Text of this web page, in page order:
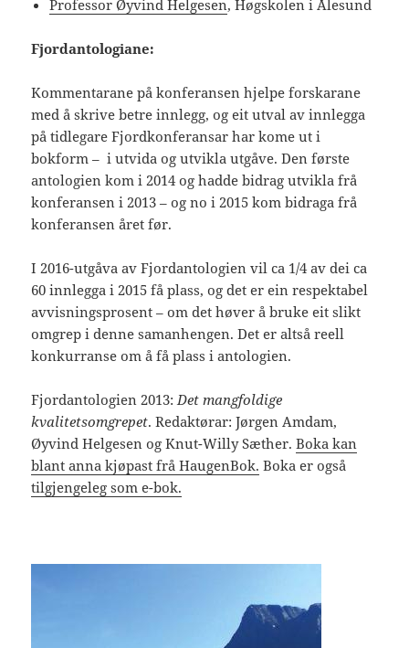
Professor Øyvind Helgesen, Høgskolen i Ålesund
Fjordantologiane:
Kommentarane på konferansen hjelpe forskarane
med å skrive betre innlegg, og eit utval av innlegga
på tidlegare Fjordkonferansar har kome ut i
bokform – i utvida og utvikla utgåve. Den første
antologien kom i 2014 og hadde bidrag utvikla frå
konferansen i 2013 – og no i 2015 kom bidraga frå
konferansen året før.
I 2016-utgåva av Fjordantologien vil ca 1/4 av dei ca
60 innlegga i 2015 få plass, og det er ein respektabel
avvisningsprosent – om det høver å bruke eit slikt
omgrep i denne samanhengen. Det er altså reell
konkurranse om å få plass i antologien.
Fjordantologien 2013: Det mangfoldige
kvalitetsomgrepet. Redaktørar: Jørgen Amdam,
Øyvind Helgesen og Knut-Willy Sæther.Boka kan
blant anna kjøpast frå HaugenBok. Boka er også
tilgjengeleg som e-bok.